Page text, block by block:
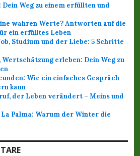
Weg zu einem erfüllten und
wahren Werte? Antworten auf die
ein erfülltes Leben
Studium und der Liebe: 5 Schritte
erleben: Dein Weg zu
Wie ein einfaches Gespräch
kann
der Leben verändert – Meins und
Palma: Warum der Winter die